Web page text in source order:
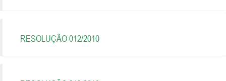
RESOLUÇÃO 012/2010